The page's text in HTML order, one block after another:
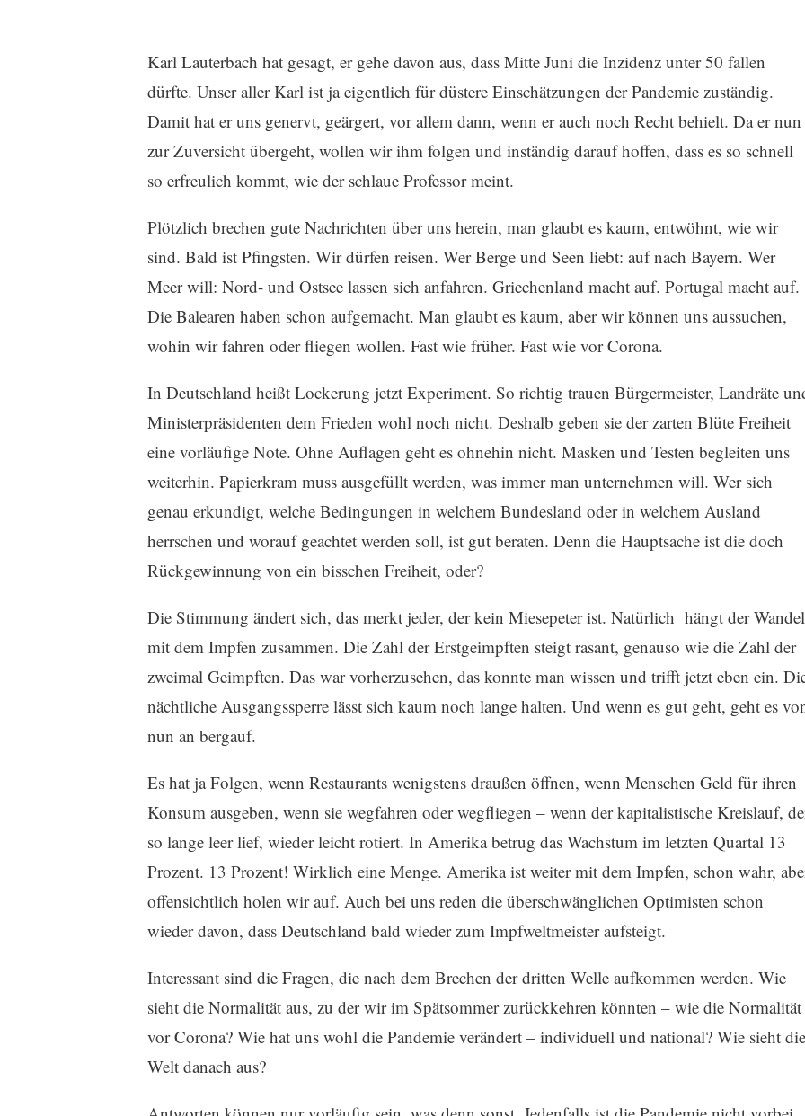
Karl Lauterbach hat gesagt, er gehe davon aus, dass Mitte Juni die Inzidenz unter 50 fallen
dürfte. Unser aller Karl ist ja eigentlich für düstere Einschätzungen der Pandemie zuständig.
Damit hat er uns genervt, geärgert, vor allem dann, wenn er auch noch Recht behielt. Da er nun
zur Zuversicht übergeht, wollen wir ihm folgen und inständig darauf hoffen, dass es so schnell
so erfreulich kommt, wie der schlaue Professor meint.
Plötzlich brechen gute Nachrichten über uns herein, man glaubt es kaum, entwöhnt, wie wir
sind. Bald ist Pfingsten. Wir dürfen reisen. Wer Berge und Seen liebt: auf nach Bayern. Wer
Meer will: Nord- und Ostsee lassen sich anfahren. Griechenland macht auf. Portugal macht auf.
Die Balearen haben schon aufgemacht. Man glaubt es kaum, aber wir können uns aussuchen,
wohin wir fahren oder fliegen wollen. Fast wie früher. Fast wie vor Corona.
In Deutschland heißt Lockerung jetzt Experiment. So richtig trauen Bürgermeister, Landräte
Ministerpräsidenten dem Frieden wohl noch nicht. Deshalb geben sie der zarten Blüte Freiheit
eine vorläufige Note. Ohne Auflagen geht es ohnehin nicht. Masken und Testen begleiten uns
weiterhin. Papierkram muss ausgefüllt werden, was immer man unternehmen will. Wer sich
genau erkundigt, welche Bedingungen in welchem Bundesland oder in welchem Ausland
herrschen und worauf geachtet werden soll, ist gut beraten. Denn die Hauptsache ist die doch
Rückgewinnung von ein bisschen Freiheit, oder?
Die Stimmung ändert sich, das merkt jeder, der kein Miesepeter ist. Natürlich hängt der Wandel
mit dem Impfen zusammen. Die Zahl der Erstgeimpften steigt rasant, genauso wie die Zahl der
zweimal Geimpften. Das war vorherzusehen, das konnte man wissen und trifft jetzt eben ein.
nächtliche Ausgangssperre lässt sich kaum noch lange halten. Und wenn es gut geht, geht es
nun an bergauf.
Es hat ja Folgen, wenn Restaurants wenigstens draußen öffnen, wenn Menschen Geld für ihren
Konsum ausgeben, wenn sie wegfahren oder wegfliegen – wenn der kapitalistische Kreislauf,
so lange leer lief, wieder leicht rotiert. In Amerika betrug das Wachstum im letzten Quartal 13
Prozent. 13 Prozent! Wirklich eine Menge. Amerika ist weiter mit dem Impfen, schon wahr,
offensichtlich holen wir auf. Auch bei uns reden die überschwänglichen Optimisten schon
wieder davon, dass Deutschland bald wieder zum Impfweltmeister aufsteigt.
Interessant sind die Fragen, die nach dem Brechen der dritten Welle aufkommen werden. Wie
sieht die Normalität aus, zu der wir im Spätsommer zurückkehren könnten – wie die Normalität
vor Corona? Wie hat uns wohl die Pandemie verändert – individuell und national? Wie sieht die
Welt danach aus?